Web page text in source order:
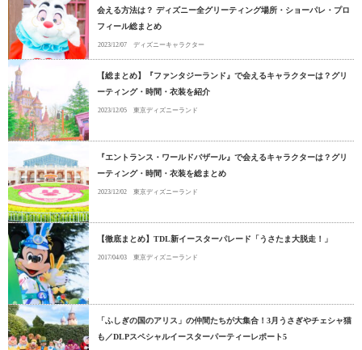
会える方法は？ ディズニー全グリーティング場所・ショーパレ・プロ
フィール総まとめ
2023/12/07 ディズニーキャラクター
【総まとめ】『ファンタジーランド』で会えるキャラクターは？グリ
ーティング・時間・衣装を紹介
2023/12/05 東京ディズニーランド
『エントランス・ワールドバザール』で会えるキャラクターは？グリ
ーティング・時間・衣装を総まとめ
2023/12/02 東京ディズニーランド
【徹底まとめ】TDL新イースターパレード「うさたま大脱走！」
2017/04/03 東京ディズニーランド
「ふしぎの国のアリス」の仲間たちが大集合！3月うさぎやチェシャ猫
も／DLPスペシャルイースターパーティーレポート5